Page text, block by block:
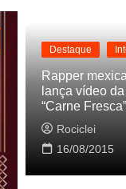
Destaque
Rapper
lança vídeo
“Carne Fresca”
Rociclei
16/08/2015